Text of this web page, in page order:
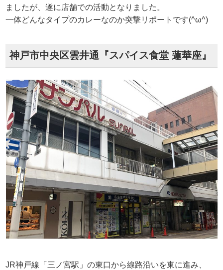
ましたが、遂に店舗での活動となりました。
一体どんなタイプのカレーなのか突撃リポートです(^ω^)
神戸市中央区雲井通『スパイス食堂 蓮華座』
JR神戸線「三ノ宮駅」の東口から線路沿いを東に進み、